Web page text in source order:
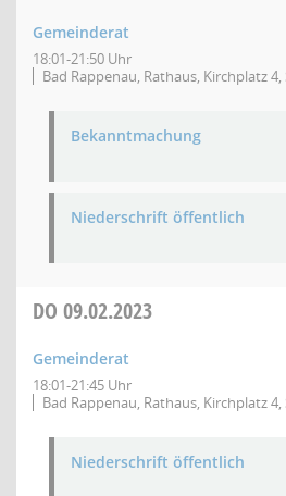
Gemeinderat
18:01-21:50 Uhr
Bad Rappenau, Rathaus, Kirchplatz 4,
Bekanntmachung
Niederschrift öffentlich
DO 09.02.2023
Gemeinderat
18:01-21:45 Uhr
Bad Rappenau, Rathaus, Kirchplatz 4,
Niederschrift öffentlich